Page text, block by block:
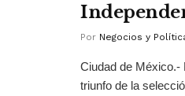
Por Negocios y
Ciudad de México.-
triunfo de la